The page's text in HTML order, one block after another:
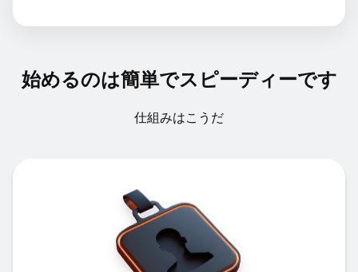
始めるのは簡単でスピーディーです
仕組みはこうだ